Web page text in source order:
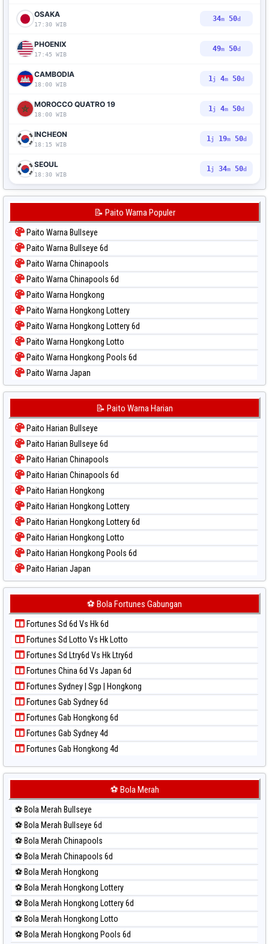
OSAKA
17:30 WIB
34m49d
PHOENIX
17:45 WIB
49m49d
CAMBODIA
18:00 WIB
1j 4m 49d
MOROCCO QUATRO 19
18:00 WIB
1j 4m 49d
INCHEON
18:15 WIB
1j 19m49d
SEOUL
18:30 WIB
1j 34m49d
📝 Paito Warna Populer
Paito Warna Bullseye
Paito Warna Bullseye 6d
Paito Warna Chinapools
Paito Warna Chinapools 6d
Paito Warna Hongkong
Paito Warna Hongkong Lottery
Paito Warna Hongkong Lottery 6d
Paito Warna Hongkong Lotto
Paito Warna Hongkong Pools 6d
Paito Warna Japan
Paito Warna Japan 6d
Paito Warna Kuda Lari
Paito Warna Magnum Cambodia
Paito Warna Nagoya
Paito Warna New York Midday
Paito Warna North Carolina Day
Paito Warna Pcso
Paito Warna Pennsylvania Day
Paito Warna Sao Paulo
Paito Warna Singapore
Paito Warna Sydney
Paito Warna Sydney Lottery
Paito Warna Sydney Lotto
Paito Warna Sydney Pools 6d
Paito Warna Taipei
Paito Warna Taiwan
📝 Paito Warna Harian
Paito Harian Bullseye
Paito Harian Bullseye 6d
Paito Harian Chinapools
Paito Harian Chinapools 6d
Paito Harian Hongkong
Paito Harian Hongkong Lottery
Paito Harian Hongkong Lottery 6d
Paito Harian Hongkong Lotto
Paito Harian Hongkong Pools 6d
Paito Harian Japan
Paito Harian Japan 6d
Paito Harian Korea
Paito Harian Kuda Lari
Paito Harian Magnum Cambodia
Paito Harian Nagoya
Paito Harian New York Midday
Paito Harian North Carolina Day
Paito Harian Pcso
Paito Harian Pennsylvania Day
Paito Harian Sao Paulo
Paito Harian Singapore
Paito Harian Sydney
Paito Harian Sydney Lottery
Paito Harian Sydney Lottery 6d
Paito Harian Sydney Lotto
Paito Harian Sydney Pools 6d
Paito Harian Taipei
Paito Harian Taiwan
⚽ Bola Fortunes Gabungan
Fortunes Sd 6d Vs Hk 6d
Fortunes Sd Lotto Vs Hk Lotto
Fortunes Sd Ltry6d Vs Hk Ltry6d
Fortunes China 6d Vs Japan 6d
Fortunes Sydney | Sgp | Hongkong
Fortunes Gab Sydney 6d
Fortunes Gab Hongkong 6d
Fortunes Gab Sydney 4d
Fortunes Gab Hongkong 4d
⚽ Bola Merah
⚽ Bola Merah Bullseye
⚽ Bola Merah Bullseye 6d
⚽ Bola Merah Chinapools
⚽ Bola Merah Chinapools 6d
⚽ Bola Merah Hongkong
⚽ Bola Merah Hongkong Lottery
⚽ Bola Merah Hongkong Lottery 6d
⚽ Bola Merah Hongkong Lotto
⚽ Bola Merah Hongkong Pools 6d